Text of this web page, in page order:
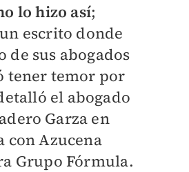
lo hizo así;
escrito donde
de sus abogados
tener temor por
el abogado
Garza en
con Azucena
Grupo Fórmula.